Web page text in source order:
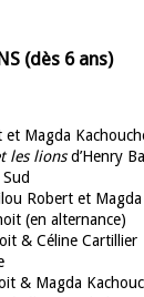
(dès 6 ans)
et Magda
les lionsd’Henry
Robert et Magda
(en alternance)
& Céline Cartillier
& Magda